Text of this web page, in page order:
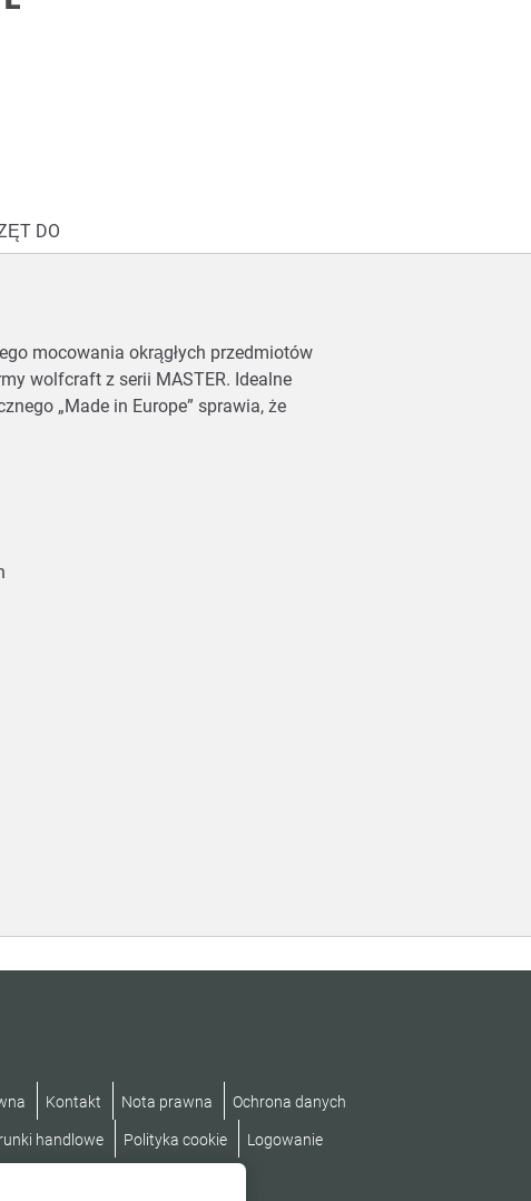
DO
mocowania okrągłych przedmiotów
wolfcraft z serii MASTER. Idealne
„Made in Europe” sprawia, że
Kontakt Nota prawna Ochrona danych
handlowe Polityka cookie Logowanie